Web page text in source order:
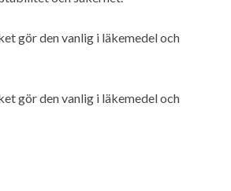
gör den vanlig i läkemedel och
gör den vanlig i läkemedel och